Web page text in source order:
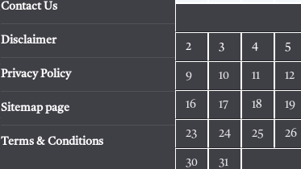
Contact Us
Disclaimer
Privacy Policy
Sitemap page
Terms & Conditions
2 3 4 5
9 10 11 12
16 17 18 19
23 24 25 26
30 31